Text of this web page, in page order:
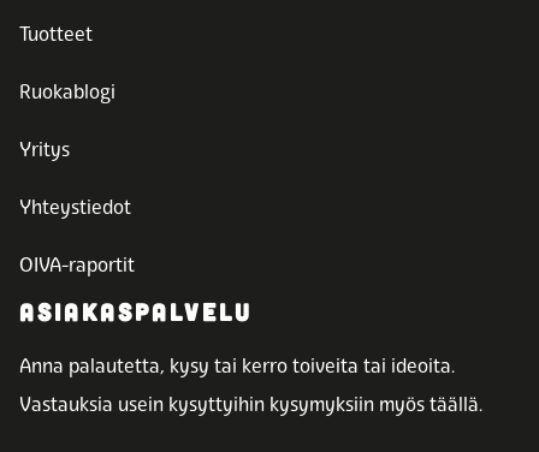
Tuotteet
Ruokablogi
Yritys
Yhteystiedot
OIVA-raportit
ASIAKASPALVELU
Anna palautetta, kysy tai kerro toiveita tai ideoita.
Vastauksia usein kysyttyihin kysymyksiin myös täällä.